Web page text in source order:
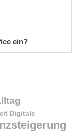
ein?
Digitale